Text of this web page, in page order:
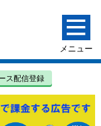
ス配信登録